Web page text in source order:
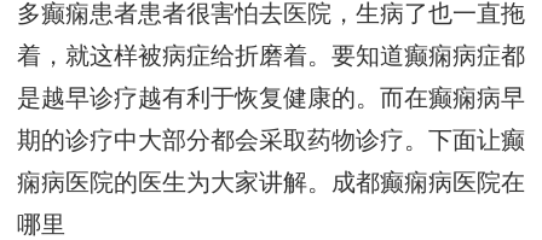
多癫痫患者患者很害怕去医院，生病了也一直拖
着，就这样被病症给折磨着。要知道癫痫病症都
是越早诊疗越有利于恢复健康的。而在癫痫病早
期的诊疗中大部分都会采取药物诊疗。下面让癫
痫病医院的医生为大家讲解。 成都癫痫病医院在
哪里